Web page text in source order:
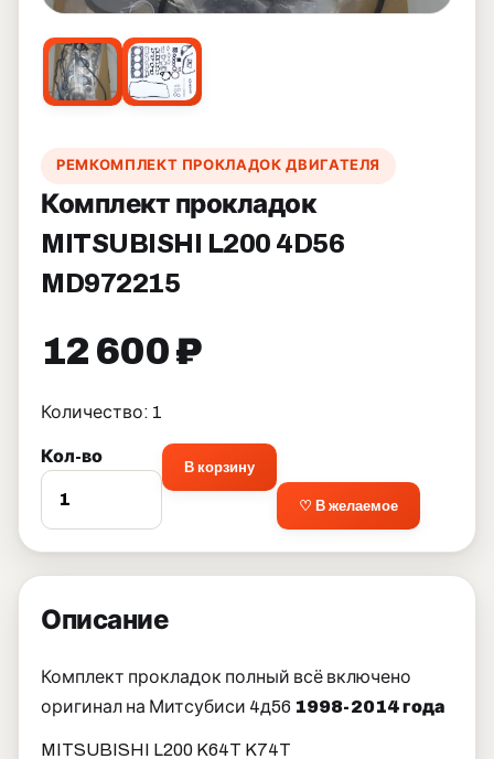
РЕМКОМПЛЕКТ ПРОКЛАДОК ДВИГАТЕЛЯ
Комплект прокладок
MITSUBISHI L200 4D56
MD972215
12 600 ₽
Количество: 1
Кол-во
В корзину
♡ В желаемое
Описание
Комплект прокладок полный всё включено
оригинал на Митсубиси 4д56 1998-2014 года
MITSUBISHI L200 K64T K74T